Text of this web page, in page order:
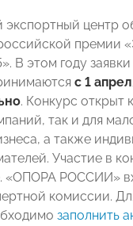
экспортный центр
премии
В этом году
с 1
. Конкурс открыт
так и для
а также
Участие в
«ОПОРА РОССИИ»
комиссии.
заполнить